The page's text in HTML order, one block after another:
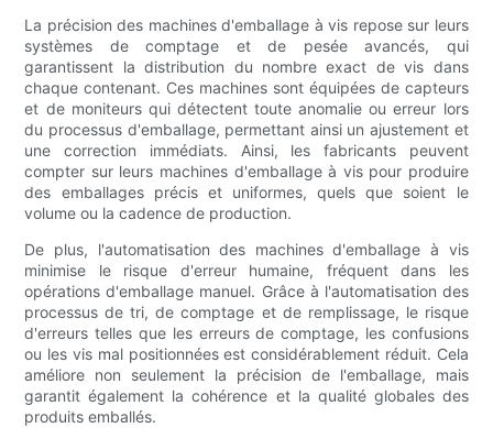
La précision des machines d'emballage à vis repose sur leurs
systèmes de comptage et de pesée avancés, qui
garantissent la distribution du nombre exact de vis dans
chaque contenant. Ces machines sont équipées de capteurs
et de moniteurs qui détectent toute anomalie ou erreur lors
du processus d'emballage, permettant ainsi un ajustement et
une correction immédiats. Ainsi, les fabricants peuvent
compter sur leurs machines d'emballage à vis pour produire
des emballages précis et uniformes, quels que soient le
volume ou la cadence de production.
De plus, l'automatisation des machines d'emballage à vis
minimise le risque d'erreur humaine, fréquent dans les
opérations d'emballage manuel. Grâce à l'automatisation des
processus de tri, de comptage et de remplissage, le risque
d'erreurs telles que les erreurs de comptage, les confusions
ou les vis mal positionnées est considérablement réduit. Cela
améliore non seulement la précision de l'emballage, mais
garantit également la cohérence et la qualité globales des
produits emballés.